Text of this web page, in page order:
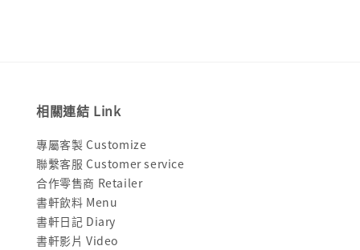
相關連結 Link
專屬客製 Customize
聯繫客服 Customer service
合作零售商 Retailer
書軒飲料 Menu
書軒日記 Diary
書軒影片 Video